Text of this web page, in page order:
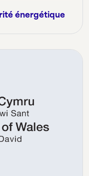
énergétique